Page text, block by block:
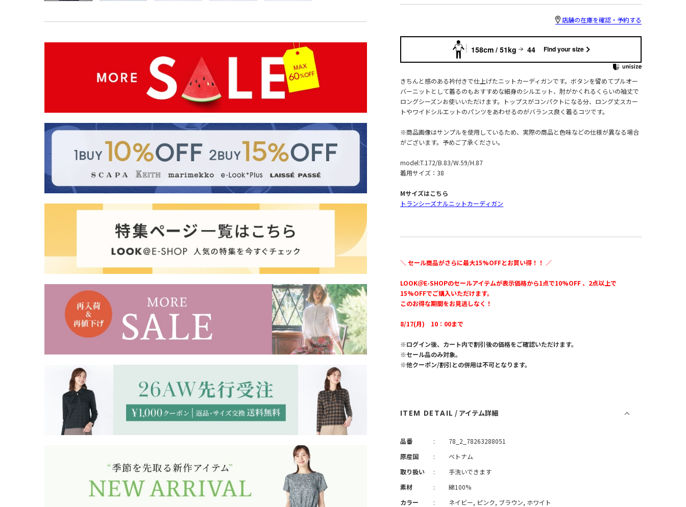
店舗の在庫を確認・予約する
158cm / 51kg 44 Find your size
きちんと感のある衿付きで仕上げたニットカーディガンです。ボタンを留めてプルオー
バーニットとして着るのもおすすめな細身のシルエット、肘がかくれるくらいの袖丈で
ロングシーズンお使いいただけます。トップスがコンパクトになる分、ロング丈スカー
トやワイドシルエットのパンツをあわせるのがバランス良く着るコツです。
※商品画像はサンプルを使用しているため、実際の商品と色味などの仕様が異なる場合
がございます。予めご了承ください。
model:T.172/B.83/W.59/H.87
着用サイズ：38
Mサイズはこちら
トランシーズナルニットカーディガン
＼ セール商品がさらに最大15%OFFとお買い得！！ ／
LOOK＠E-SHOPのセールアイテムが表示価格から1点で10%OFF 、2点以上で
15%OFFでご購入いただけます。
このお得な期間をお見逃しなく！
8/17(月) 10：00まで
※ログイン後、カート内で割引後の価格をご確認いただけます。
※セール品のみ対象。
※他クーポン/割引との併用は不可となります。
ITEM DETAIL / アイテム詳細
品番 :
78_2_78263288051
原産国
:
ベトナム
取り扱い
:
手洗いできます
素材
:
綿100%
カラー
:
ネイビー, ピンク, ブラウン, ホワイト